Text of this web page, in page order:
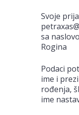
Svoje
sa
Rogina
Podaci
ime i
rođenja,
ime